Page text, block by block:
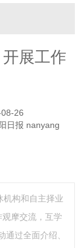
展工作
26
日报 nanyang
机构和自主择业
摩交流，互学
过全面介绍、